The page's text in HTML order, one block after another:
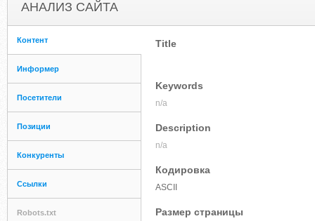
АНАЛИЗ САЙТА
Контент
Информер
Посетители
Позиции
Конкуренты
Ссылки
Robots.txt
Title
Keywords
n/a
Description
n/a
Кодировка
ASCII
Размер страницы